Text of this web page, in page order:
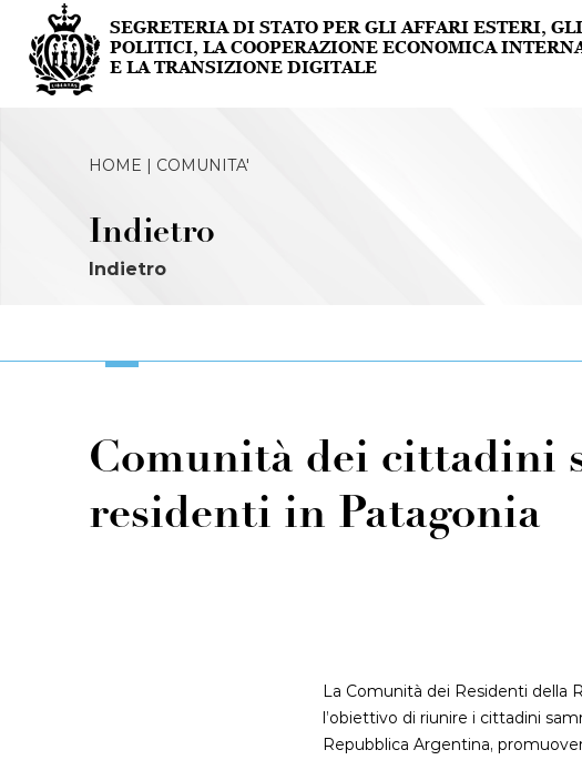
HOME | COMUNITA'
Indietro
Indietro
Comunità dei cittadini
residenti in Patagonia
La Comunità dei Residenti della
l’obiettivo di riunire i cittadini
Repubblica Argentina,